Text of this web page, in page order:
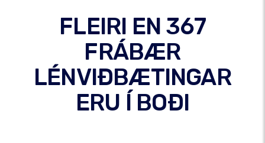
FLEIRI EN 367
FRÁBÆR
LÉNVIÐBÆTINGAR
ERU Í BOÐI